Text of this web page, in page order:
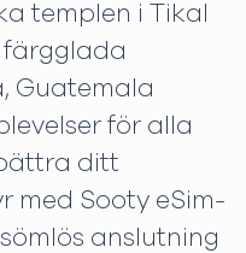
templen i Tikal
Guatemala
för alla
ditt
med Sooty eSim-
anslutning